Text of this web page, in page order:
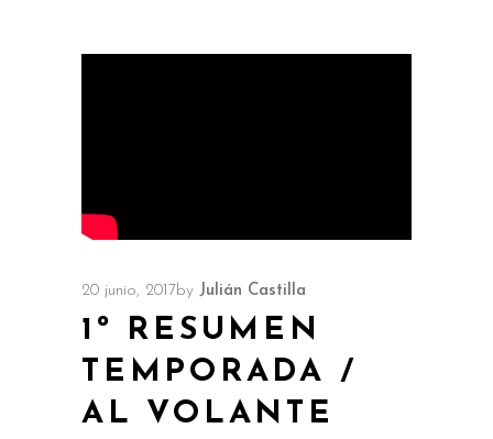
20 junio, 2017by Julián Castilla
1º RESUMEN
TEMPORADA /
AL VOLANTE